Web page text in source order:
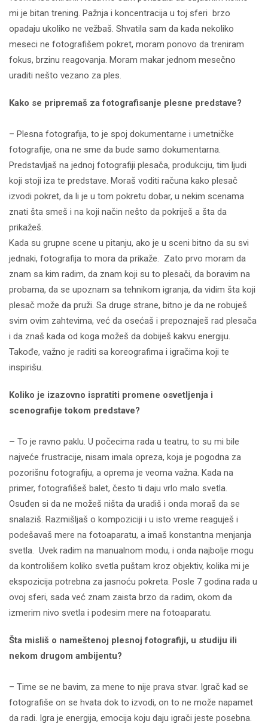
mi je bitan trening. Pažnja i koncentracija u toj sferi brzo
opadaju ukoliko ne vežbaš. Shvatila sam da kada nekoliko
meseci ne fotografišem pokret, moram ponovo da treniram
fokus, brzinu reagovanja. Moram makar jednom mesečno
uraditi nešto vezano za ples.
Kako se pripremaš za fotografisanje plesne predstave?
– Plesna fotografija, to je spoj dokumentarne i umetničke
fotografije, ona ne sme da bude samo dokumentarna.
Predstavljaš na jednoj fotografiji plesača, produkciju, tim ljudi
koji stoji iza te predstave. Moraš voditi računa kako plesač
izvodi pokret, da li je u tom pokretu dobar, u nekim scenama
znati šta smeš i na koji način nešto da pokriješ a šta da
prikažeš.
Kada su grupne scene u pitanju, ako je u sceni bitno da su svi
jednaki, fotografija to mora da prikaže. Zato prvo moram da
znam sa kim radim, da znam koji su to plesači, da boravim na
probama, da se upoznam sa tehnikom igranja, da vidim šta koji
plesač može da pruži. Sa druge strane, bitno je da ne robuješ
svim ovim zahtevima, već da osećaš i prepoznaješ rad plesača
i da znaš kada od koga možeš da dobiješ kakvu energiju.
Takođe, važno je raditi sa koreografima i igračima koji te
inspirišu.
Koliko je izazovno ispratiti promene osvetljenja i
scenografije tokom predstave?
– To je ravno paklu. U počecima rada u teatru, to su mi bile
najveće frustracije, nisam imala opreza, koja je pogodna za
pozorišnu fotografiju, a oprema je veoma važna. Kada na
primer, fotografišeš balet, često ti daju vrlo malo svetla.
Osuđen si da ne možeš ništa da uradiš i onda moraš da se
snalaziš. Razmišljaš o kompoziciji i u isto vreme reaguješ i
podešavaš mere na fotoaparatu, a imaš konstantna menjanja
svetla. Uvek radim na manualnom modu, i onda najbolje mogu
da kontrolišem koliko svetla puštam kroz objektiv, kolika mi je
ekspozicija potrebna za jasnoću pokreta. Posle 7 godina rada u
ovoj sferi, sada već znam zaista brzo da radim, okom da
izmerim nivo svetla i podesim mere na fotoaparatu.
Šta misliš o nameštenoj plesnoj fotografiji, u studiju ili
nekom drugom ambijentu?
– Time se ne bavim, za mene to nije prava stvar. Igrač kad se
fotografiše on se hvata dok to izvodi, on to ne može napamet
da radi. Igra je energija, emocija koju daju igrači jeste posebna.